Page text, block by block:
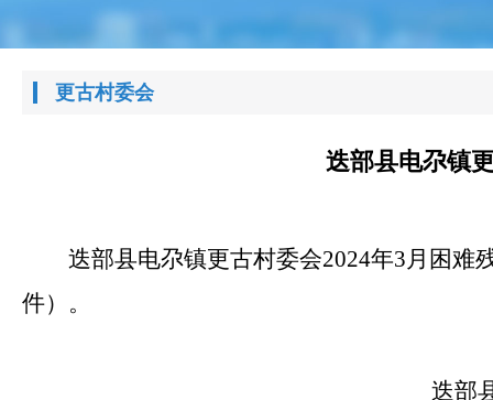
更古村委会
迭部县电尕镇
迭部县电尕镇更古村委会2024年3月困难
件）。
迭部县电尕镇更